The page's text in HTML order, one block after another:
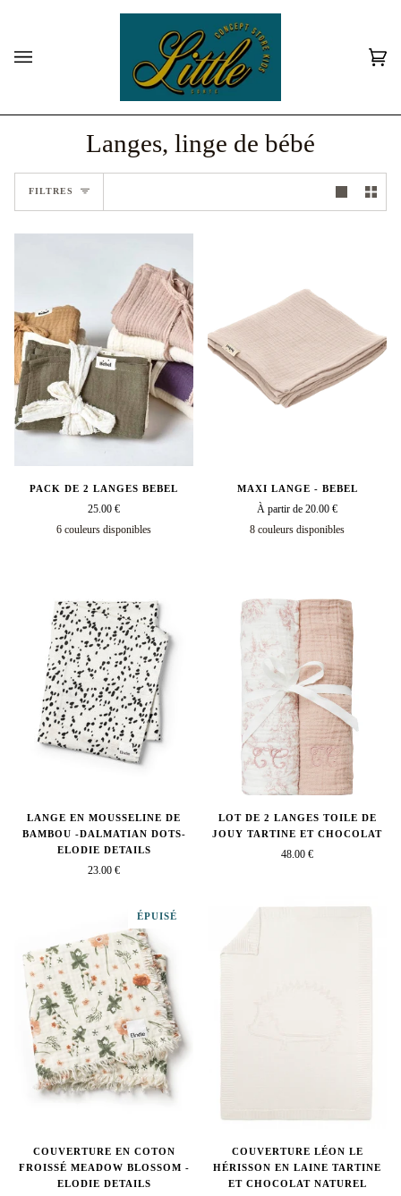
Langes, linge de bébé
FILTRES
PACK DE 2 LANGES BEBEL
25.00 €
6 couleurs disponibles
MAXI LANGE - BEBEL
À partir de 20.00 €
8 couleurs disponibles
LANGE EN MOUSSELINE DE
BAMBOU -DALMATIAN DOTS-
ELODIE DETAILS
23.00 €
LOT DE 2 LANGES TOILE DE
JOUY TARTINE ET CHOCOLAT
48.00 €
ÉPUISÉ
COUVERTURE EN COTON
FROISSÉ MEADOW BLOSSOM -
ELODIE DETAILS
COUVERTURE LÉON LE
HÉRISSON EN LAINE TARTINE
ET CHOCOLAT NATUREL